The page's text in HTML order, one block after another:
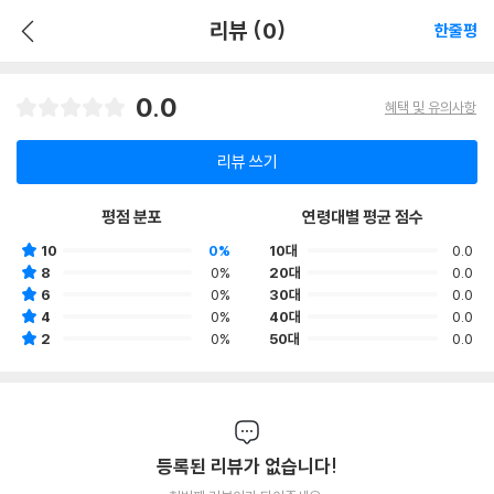
리뷰 (0) 한줄평
0.0 혜택 및 유의사항
리뷰 쓰기
평점 분포
10
0%
8
0%
6
0%
4
0%
2
0%
연령대별 평균 점수
10대
0.0
20대
0.0
30대
0.0
40대
0.0
50대
0.0
등록된 리뷰가 없습니다!